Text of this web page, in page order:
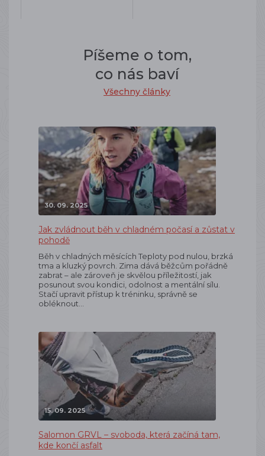
Píšeme o tom,
co nás baví
Všechny články
30. 09. 2025
Jak zvládnout běh v chladném počasí a zůstat v
pohodě
Běh v chladných měsících Teploty pod nulou, brzká
tma a kluzký povrch. Zima dává běžcům pořádně
zabrat – ale zároveň je skvělou příležitostí, jak
posunout svou kondici, odolnost a mentální sílu.
Stačí upravit přístup k tréninku, správně se
obléknout…
15. 09. 2025
Salomon GRVL – svoboda, která začíná tam,
kde končí asfalt